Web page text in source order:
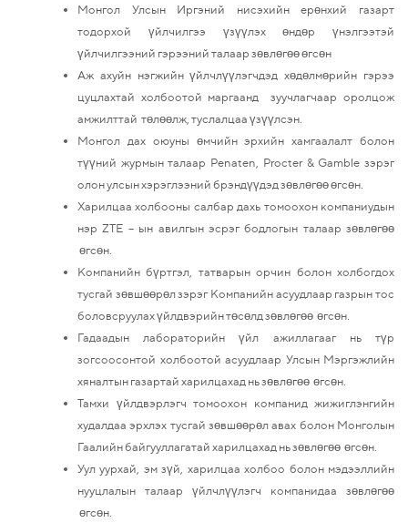
Монгол Улсын Иргэний нисэхийн ерөнхий газарт
тодорхой үйлчилгээ үзүүлэх өндөр үнэлгээтэй
үйлчилгээний гэрээний талаар зөвлөгөө өгсөн
Аж ахуйн нэгжийн үйлчлүүлэгчдэд хөдөлмөрийн гэрээ
цуцлахтай холбоотой маргаанд зуучлагчаар оролцож
амжилттай төлөөлж, туслалцаа үзүүлсэн.
Монгол дах оюуны өмчийн эрхийн хамгаалалт болон
түүний журмын талаар Penaten, Procter & Gamble зэрэг
олон улсын хэрэглээний брэндүүдэд зөвлөгөө өгсөн.
Харилцаа холбооны салбар дахь томоохон компаниудын
нэр ZTE – ын авилгын эсрэг бодлогын талаар зөвлөгөө
өгсөн.
Компанийн бүртгэл, татварын орчин болон холбогдох
тусгай зөвшөөрөл зэрэг Компанийн асуудлаар газрын тос
боловсруулах үйлдвэрийн төсөлд зөвлөгөө өгсөн.
Гадаадын лабораторийн үйл ажиллагааг нь түр
зогсоосонтой холбоотой асуудлаар Улсын Мэргэжлийн
хяналтын газартай харилцахад нь зөвлөгөө өгсөн.
Тамхи үйлдвэрлэгч томоохон компанид жижиглэнгийн
худалдаа эрхлэх тусгай зөвшөөрөл авах болон Монголын
Гаалийн байгууллагатай харилцахад нь зөвлөгөө өгсөн.
Уул уурхай, эм зүй, харилцаа холбоо болон мэдээллийн
нууцлалын талаар үйлчлүүлэгч компанидаа зөвлөгөө
өгсөн.